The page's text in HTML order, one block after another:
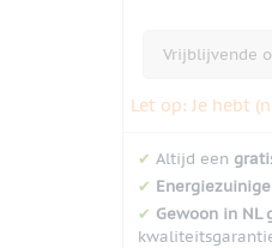
Vrijblijvende
Let op: Je hebt
✔ Altijd een
✔
✔ Gewoon in NL